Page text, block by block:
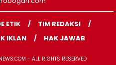
ETIK
TIM REDAKSI
IKLAN HAK JAWAB
- ALL RIGHTS RESERVED